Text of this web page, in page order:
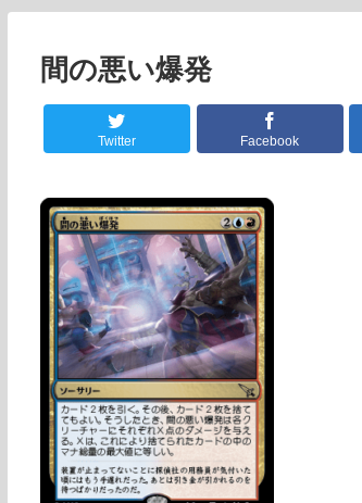
間の悪い爆発
Twitter Facebook